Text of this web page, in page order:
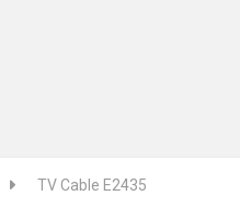
TV Cable E2435